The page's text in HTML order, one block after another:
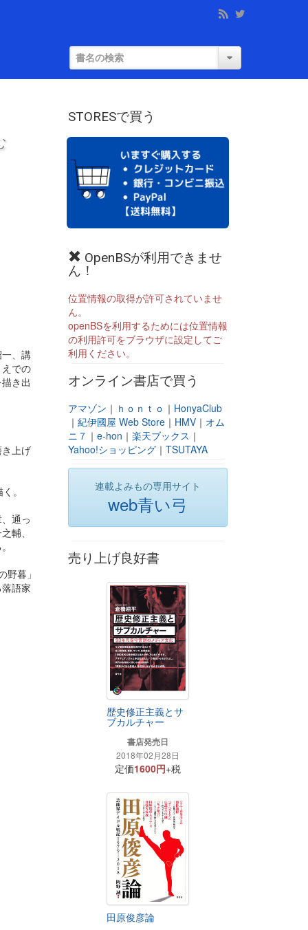
、講
での
き出
上げ
。
通っ
輔、
暮」
語家
STORESで買う
OpenBSが利用できませ
ん！
位置情報の取得が許可されていませ
ん。
openBSを利用するためには位置情報
の利用許可をブラウザに設定してご
利用ください。
オンライン書店で買う
アマゾン ｜ ｈｏｎｔｏ ｜ HonyaClub
｜ 紀伊國屋 Web Store｜ HMV｜ オム
ニ７ ｜ e-hon ｜ 楽天ブックス ｜
Yahoo!ショッピング｜ TSUTAYA
連載よみもの専用サイト
web青い弓
売り上げ良好書
歴史修正主義とサ
ブカルチャー
書店発売日
2018年02月28日
定価1600円+税
田原俊彦論